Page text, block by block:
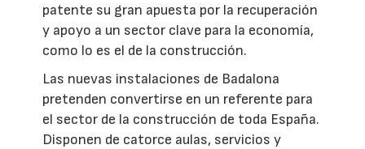
patente su gran apuesta por la recuperación
y apoyo a un sector clave para la economía,
como lo es el de la construcción.
Las nuevas instalaciones de Badalona
pretenden convertirse en un referente para
el sector de la construcción de toda España.
Disponen de catorce aulas, servicios y